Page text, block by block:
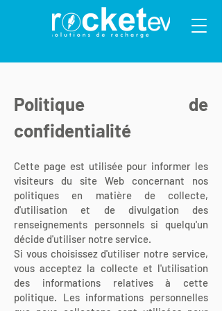
Politique de
confidentialité
Cette page est utilisée pour informer les
visiteurs du site Web concernant nos
politiques en matière de collecte,
d'utilisation et de divulgation des
renseignements personnels si quelqu'un
décide d'utiliser notre service.
Si vous choisissez d'utiliser notre service,
vous acceptez la collecte et l'utilisation
des informations relatives à cette
politique. Les informations personnelles